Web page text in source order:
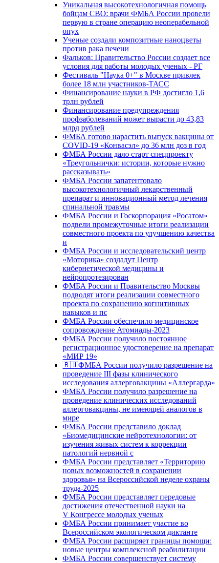
Уникальная высокотехнологичная помощь
бойцам СВО: врачи ФМБА России провели
первую в стране операцию неоперабельной
опух
Ученые создали композитные наноцветы
против рака печени
Фальков: Правительство России создает все
условия для работы молодых ученых - РГ
Фестиваль "Наука 0+" в Москве привлек
более 18 млн участников-ТАСС
Финансирование науки в РФ достигло 1,6
трлн рублей
Финансирование предупреждения
профзаболеваний может вырасти до 43,83
млрд рублей
ФМБА готово нарастить выпуск вакцины от
COVID-19 «Конвасэл» до 36 млн доз в год
ФМБА России дало старт спецпроекту
«Треугольнички: истории, которые нужно
рассказывать»
ФМБА России запатентовало
высокотехнологичный лекарственный
препарат и инновационный метод лечения
спинальной травмы
ФМБА России и Госкорпорация «Росатом»
подвели промежуточные итоги реализации
совместного проекта по улучшению качества
и
ФМБА России и исследовательский центр
«Моторика» создадут Центр
кибернетической медицины и
нейропротезирован
ФМБА России и Правительство Москвы
подводят итоги реализации совместного
проекта по сохранению когнитивных
навыков и пс
ФМБА России обеспечило медицинское
сопровождение Атомиады-2023
ФМБА России получило постоянное
регистрационное удостоверение на препарат
«МИР 19»
🇷🇺ФМБА России получило разрешение на
проведение III фазы клинического
исследования аллерговакцины «Аллергарда»
ФМБА России получило разрешение на
проведение клинических исследований
аллерговакцины, не имеющей аналогов в
мире
ФМБА России представило доклад
«Биомедицинские нейротехнологии: от
изучения живых систем к коррекции
патологий нервной с
ФМБА России представляет «Территорию
новых возможностей в сохранении
здоровья» на Всероссийской неделе охраны
труда-2025
ФМБА России представляет передовые
достижения отечественной науки на
V Конгрессе молодых ученых
ФМБА России принимает участие во
Всероссийском экологическом диктанте
ФМБА России расширяет границы помощи:
новые центры комплексной реабилитации
ФМБА России совершенствует систему